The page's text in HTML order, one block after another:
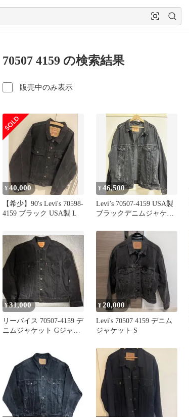
70507 4159 の検索結果
販売中のみ表示
¥40,000
【希少】90's Levi's 70598-
4159 ブラック USA製 L
¥46,500
Levi’s 70507-4159 USA製
ブラックデニムジャケッ
¥31,000
リーバイス 70507-4159 デ
ニムジャケット Gジャン
¥20,000
Levi's 70507 4159 デニム
ジャケット S